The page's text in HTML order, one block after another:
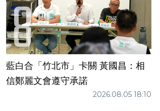
藍白合「竹北市」卡關 黃國昌：相
信鄭麗文會遵守承諾
2026.08.05 18:10